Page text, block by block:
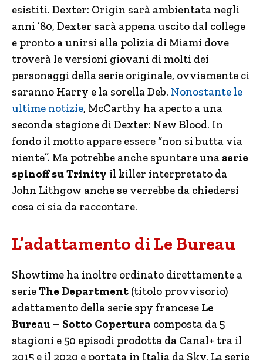
esistiti. Dexter: Origin sarà ambientata negli
anni ’80, Dexter sarà appena uscito dal college
e pronto a unirsi alla polizia di Miami dove
troverà le versioni giovani di molti dei
personaggi della serie originale, ovviamente ci
saranno Harry e la sorella Deb. Nonostante le
ultime notizie, McCarthy ha aperto a una
seconda stagione di Dexter: New Blood. In
fondo il motto appare essere “non si butta via
niente”. Ma potrebbe anche spuntare una serie
spinoff su Trinity il killer interpretato da
John Lithgow anche se verrebbe da chiedersi
cosa ci sia da raccontare.
L’adattamento di Le Bureau
Showtime ha inoltre ordinato direttamente a
serieThe Department (titolo provvisorio)
adattamento della serie spy francese Le
Bureau – Sotto Copertura composta da 5
stagioni e 50 episodi prodotta da Canal+ tra il
2015 e il 2020 e portata in Italia da Sky. La serie